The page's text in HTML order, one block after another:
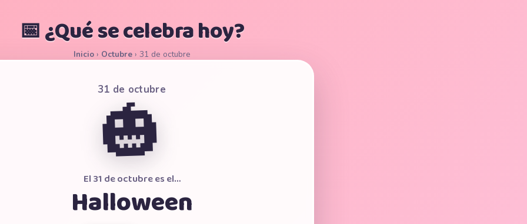
📅 ¿Qué se celebra hoy?
Inicio› Octubre› 31 de octubre
31 de octubre
🎃
El 31 de octubre es el…
Halloween